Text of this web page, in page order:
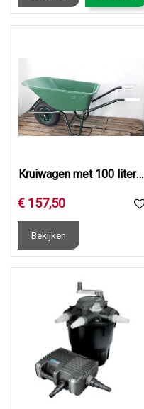
Kruiwagen met 100 liter kunststof bak, ronde neus
€ 157,50
Bekijken